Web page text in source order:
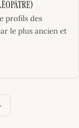
profils des
le plus ancien et